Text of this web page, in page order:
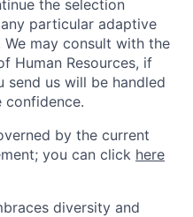
the selection
particular adaptive
may consult with the
Human Resources, if
send us will be handled
confidence.
by the current
you can click here
diversity and